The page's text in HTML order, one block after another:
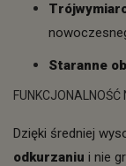
Staranne
FUNKCJONALNOŚĆ
Dzięki średniej
odkurzaniu i nie